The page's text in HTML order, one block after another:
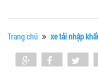
Trang chủ xe tải nhập
Share Share